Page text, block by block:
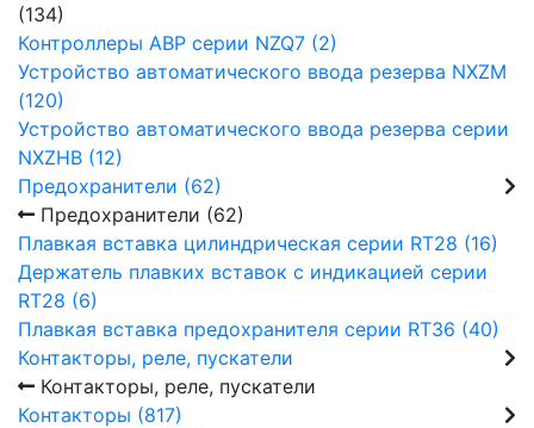
(134)
Контроллеры АВР серии NZQ7 (2)
Устройство автоматического ввода резерва NXZM
(120)
Устройство автоматического ввода резерва серии
NXZHB (12)
Предохранители (62)
Предохранители (62)
Плавкая вставка цилиндрическая серии RT28 (16)
Держатель плавких вставок с индикацией серии
RT28 (6)
Плавкая вставка предохранителя серии RT36 (40)
Контакторы, реле, пускатели
Контакторы, реле, пускатели
Контакторы (817)